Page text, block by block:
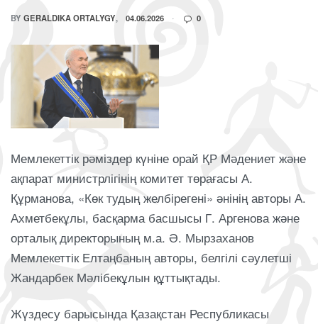
BY GERALDIKA ORTALYGY 04.06.2026 0
Мемлекеттік рәміздер күніне орай ҚР Мәдениет және
ақпарат министрлігінің комитет төрағасы А.
Құрманова, «Көк тудың желбірегені» әнінің авторы А.
Ахметбекұлы, басқарма басшысы Г. Аргенова және
орталық директорының м.а. Ә. Мырзаханов
Мемлекеттік Елтаңбаның авторы, белгілі сәулетші
Жандарбек Мәлібекұлын құттықтады.
Жүздесу барысында Қазақстан Республикасы